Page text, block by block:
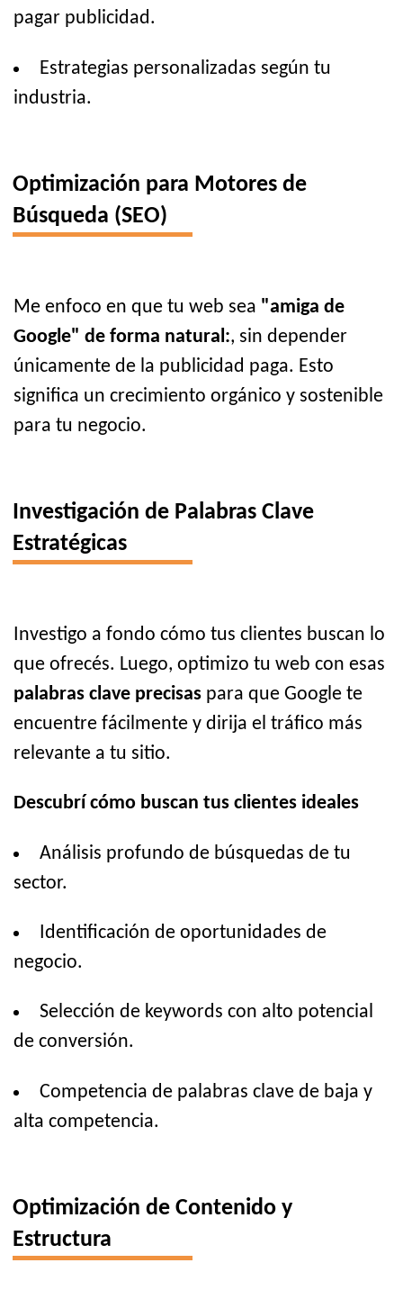
pagar publicidad.
Estrategias personalizadas según tu
industria.
Optimización para Motores de
Búsqueda (SEO)
Me enfoco en que tu web sea "amiga de
Google" de forma natural:, sin depender
únicamente de la publicidad paga. Esto
significa un crecimiento orgánico y sostenible
para tu negocio.
Investigación de Palabras Clave
Estratégicas
Investigo a fondo cómo tus clientes buscan lo
que ofrecés. Luego, optimizo tu web con esas
palabras clave precisas para que Google te
encuentre fácilmente y dirija el tráfico más
relevante a tu sitio.
Descubrí cómo buscan tus clientes ideales
Análisis profundo de búsquedas de tu
sector.
Identificación de oportunidades de
negocio.
Selección de keywords con alto potencial
de conversión.
Competencia de palabras clave de baja y
alta competencia.
Optimización de Contenido y
Estructura